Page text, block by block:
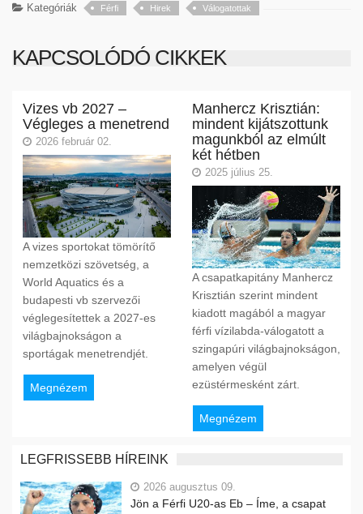
Kategóriák Férfi Hirek Válogatottak
KAPCSOLÓDÓ CIKKEK
Vizes vb 2027 –
Végleges a menetrend
2026 február 02.
A vizes sportokat tömörítő
nemzetközi szövetség, a
World Aquatics és a
budapesti vb szervezői
véglegesítettek a 2027-es
világbajnokságon a
sportágak menetrendjét.
Megnézem
Manhercz Krisztián:
mindent kijátszottunk
magunkból az elmúlt
két hétben
2025 július 25.
A csapatkapitány Manhercz
Krisztián szerint mindent
kiadott magából a magyar
férfi vízilabda-válogatott a
szingapúri világbajnokságon,
amelyen végül
ezüstérmesként zárt.
Megnézem
LEGFRISSEBB HÍREINK
2026 augusztus 09.
Jön a Férfi U20-as Eb – Íme, a csapat